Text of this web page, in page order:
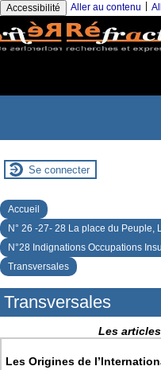
Accessibilité Aller au contenu
Se connecter
Accueil
N° 26 -27- 28 La place du
N°28 Indignations Occupations
Transversales
Transversales
Les
Les Origines de